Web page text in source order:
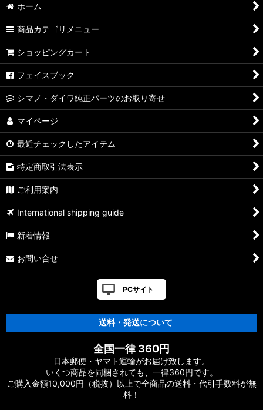
ホーム
商品カテゴリメニュー
ショッピングカート
フェイスブック
シマノ・ダイワ純正パーツのお取り寄せ
マイページ
最近チェックしたアイテム
特定商取引法表示
ご利用案内
International shipping guide
新着情報
お問い合せ
PCサイト
送料・発送について
全国一律 360円
日本郵便・ヤマト運輸がお届け致します。
いくつ商品を同梱されても、一律360円です。
ご購入金額10,000円（税抜）以上で全商品の送料・代引手数料が無
料！